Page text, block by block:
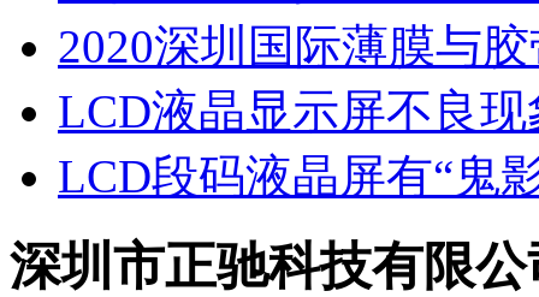
2020深圳国际薄膜与
LCD液晶显示屏不良
LCD段码液晶屏有“鬼
深圳市正驰科技有限公